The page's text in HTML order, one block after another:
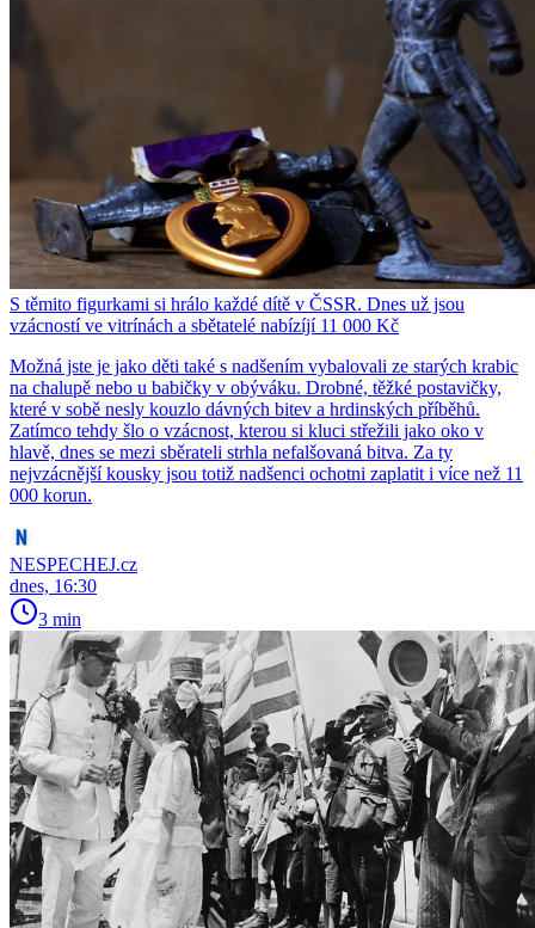
S těmito figurkami si hrálo každé dítě v ČSSR. Dnes už jsou
vzácností ve vitrínách a sbětatelé nabízíjí 11 000 Kč
Možná jste je jako děti také s nadšením vybalovali ze starých krabic
na chalupě nebo u babičky v obýváku. Drobné, těžké postavičky,
které v sobě nesly kouzlo dávných bitev a hrdinských příběhů.
Zatímco tehdy šlo o vzácnost, kterou si kluci střežili jako oko v
hlavě, dnes se mezi sběrateli strhla nefalšovaná bitva. Za ty
nejvzácnější kousky jsou totiž nadšenci ochotni zaplatit i více než 11
000 korun.
NESPECHEJ.cz
dnes, 16:30
3 min